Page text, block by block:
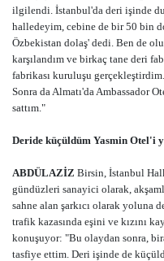
ilgilendi. İstanbul'da deri işinde
halledeyim, cebine de bir 50 bin
Özbekistan dolaş' dedi. Ben de
karşılandım ve birkaç tane deri
fabrikası kuruluşu
Sonra da Almatı'da Ambassador
sattım."
Deride küçüldüm Yasmin Otel'i
ABDÜLAZİZ Birsin, İstanbul
gündüzleri sanayici olarak,
sahne alan şarkıcı olarak yoluna
trafik kazasında eşini ve kızını
konuşuyor: "Bu olaydan sonra,
tasfiye ettim. Deri işinde de